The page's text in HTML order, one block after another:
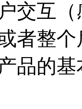
交互
者整
品的